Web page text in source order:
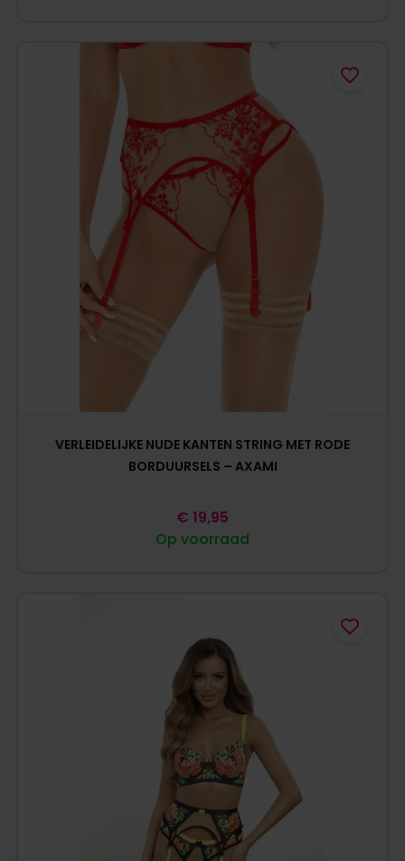
VERLEIDELIJKE NUDE KANTEN STRING MET RODE
BORDUURSELS – AXAMI
Op voorraad
€ 19,95